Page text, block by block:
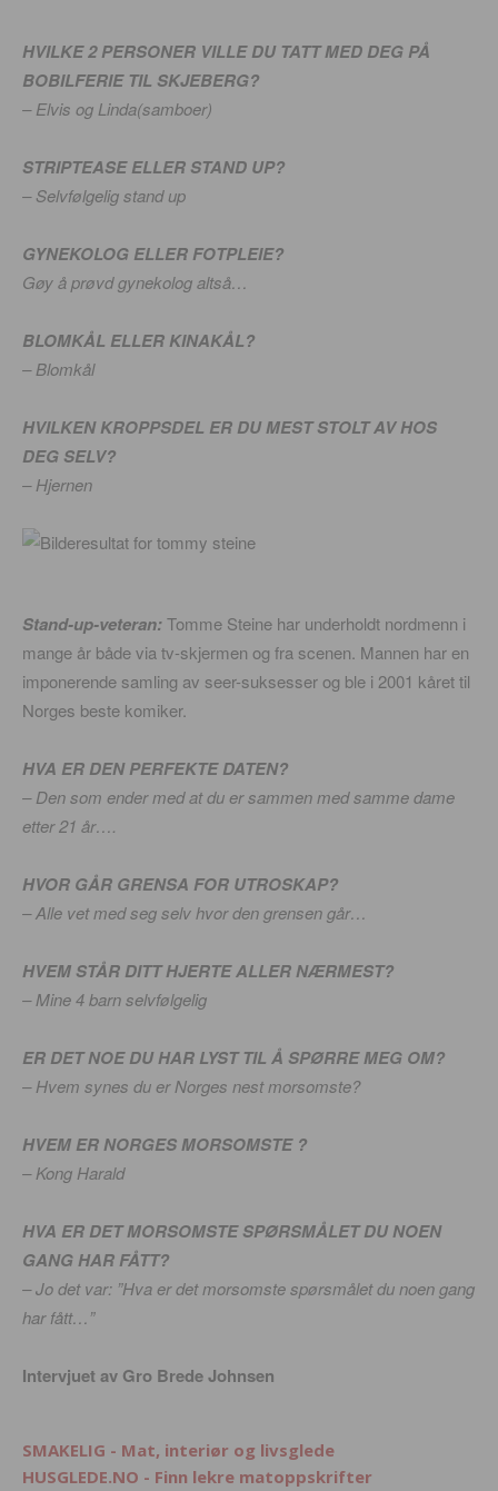
HVILKE 2 PERSONER VILLE DU TATT MED DEG PÅ
BOBILFERIE TIL SKJEBERG?
– Elvis og Linda(samboer)
STRIPTEASE ELLER STAND UP?
– Selvfølgelig stand up
GYNEKOLOG ELLER FOTPLEIE?
Gøy å prøvd gynekolog altså…
BLOMKÅL ELLER KINAKÅL?
– Blomkål
HVILKEN KROPPSDEL ER DU MEST STOLT AV HOS
DEG SELV?
– Hjernen
Stand-up-veteran:Tomme Steine har underholdt nordmenn i
mange år både via tv-skjermen og fra scenen. Mannen har en
imponerende samling av seer-suksesser og ble i 2001 kåret til
Norges beste komiker.
HVA ER DEN PERFEKTE DATEN?
– Den som ender med at du er sammen med samme dame
etter 21 år….
HVOR GÅR GRENSA FOR UTROSKAP?
– Alle vet med seg selv hvor den grensen går…
HVEM STÅR DITT HJERTE ALLER NÆRMEST?
– Mine 4 barn selvfølgelig
ER DET NOE DU HAR LYST TIL Å SPØRRE MEG OM?
– Hvem synes du er Norges nest morsomste?
HVEM ER NORGES MORSOMSTE ?
– Kong Harald
HVA ER DET MORSOMSTE SPØRSMÅLET DU NOEN
GANG HAR FÅTT?
– Jo det var: ”Hva er det morsomste spørsmålet du noen gang
har fått…”
Intervjuet av Gro Brede Johnsen
SMAKELIG - Mat, interiør og livsglede
HUSGLEDE.NO - Finn lekre matoppskrifter